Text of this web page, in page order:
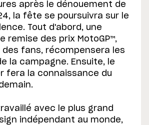
après le dénouement de
la fête se poursuivra sur le
Tout d'abord, une
remise des prix MotoGP™,
des fans, récompensera les
la campagne. Ensuite, le
fera la connaissance du
avec le plus grand
indépendant au monde,